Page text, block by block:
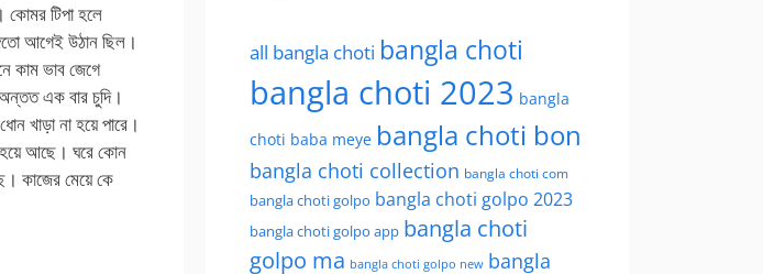
কোমর টিপা হলে
আগেই উঠান ছিল।
কাম ভাব জেগে
অন্তত এক বার চুদি।
খাড়া না হয়ে পারে।
হয়ে আছে। ঘরে কোন
কাজের মেয়ে কে
all bangla choti bangla choti
bangla choti 2023 bangla
choti baba meye bangla choti bon
bangla choti collection bangla choti com
bangla choti golpo bangla choti golpo 2023
bangla choti golpo app bangla choti
golpo ma bangla choti golpo new bangla